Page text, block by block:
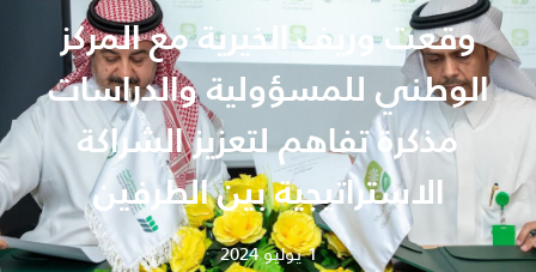
وقعت وريف الخيرية مع المركز
الوطني للمسؤولية والدراسات
مذكرة تفاهم لتعزيز الشراكة
الاستراتيجية بين الطرفين
1 يوليو 2024